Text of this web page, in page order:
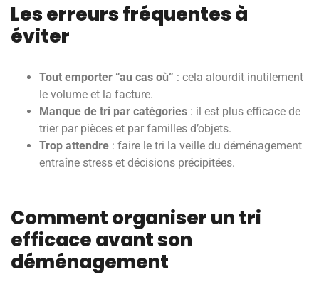
Les erreurs fréquentes à
éviter
Tout emporter “au cas où” : cela alourdit inutilement
le volume et la facture.
Manque de tri par catégories : il est plus efficace de
trier par pièces et par familles d’objets.
Trop attendre : faire le tri la veille du déménagement
entraîne stress et décisions précipitées.
Comment organiser un tri
efficace avant son
déménagement